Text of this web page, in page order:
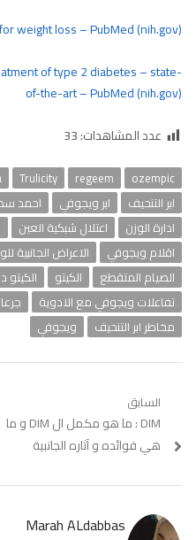
weight loss – PubMed (nih.gov)
of type 2 diabetes – state-
of-the-art – PubMed (nih.gov)
عدد المشاهدات:33
ozempic
regeem
Trulicity
ابر التنحيف
ابر ويجوفي احمد
ادارة الوزن
اعتلال شبكية العين
اقلام ويجوفي
الاعراض الجانبية
الصيام المتقطع
الكيتو الكيتو
تفاعلات ويجوفي مع الادوية
مخاطر ابر التنحيف
ويجوفي
تصفّح
المقالات
السابق
Previous
post:
DIM : ما هو مكمل ال DIM و ما
هي فوائده و آثاره الجانبية
Marah ALdabbas